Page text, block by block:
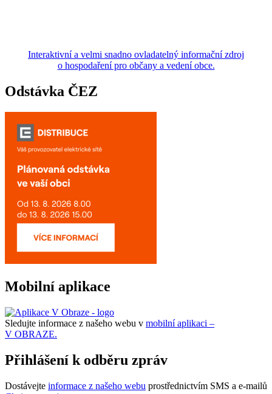
Interaktivní a velmi snadno ovladatelný informační zdroj
o hospodaření pro občany a vedení obce.
Odstávka ČEZ
Mobilní aplikace
Sledujte informace z našeho webu v mobilní aplikaci –
V OBRAZE.
Přihlášení k odběru zpráv
Dostávejte informace z našeho webu prostřednictvím SMS a e-mailů